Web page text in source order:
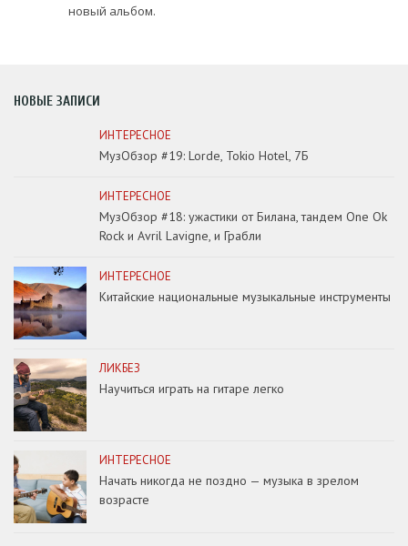
новый альбом.
НОВЫЕ ЗАПИСИ
ИНТЕРЕСНОЕ
МузОбзор #19: Lorde, Tokio Hotel, 7Б
ИНТЕРЕСНОЕ
МузОбзор #18: ужастики от Билана, тандем One Ok
Rock и Avril Lavigne, и Грабли
ИНТЕРЕСНОЕ
Китайские национальные музыкальные инструменты
ЛИКБЕЗ
Научиться играть на гитаре легко
ИНТЕРЕСНОЕ
Начать никогда не поздно — музыка в зрелом
возрасте